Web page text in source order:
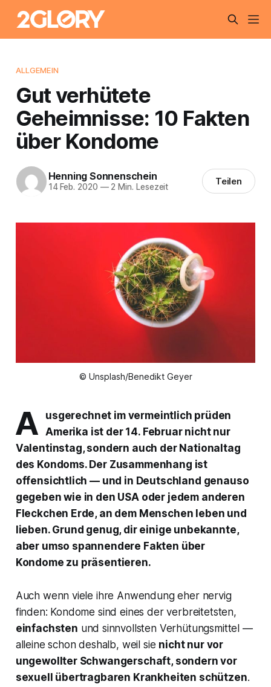
ALLGEMEIN
Gut verhütete
Geheimnisse: 10 Fakten
über Kondome
Henning Sonnenschein
14 Feb. 2020 —2 Min. Lesezeit Teilen
© Unsplash/Benedikt Geyer
A
usgerechnet im vermeintlich prüden
Amerika ist der 14. Februar nicht nur
Valentinstag, sondern auch der Nationaltag
des Kondoms. Der Zusammenhang ist
offensichtlich — und in Deutschland genauso
gegeben wie in den USA oder jedem anderen
Fleckchen Erde, an dem Menschen leben und
lieben. Grund genug, dir einige unbekannte,
aber umso spannendere Fakten über
Kondome zu präsentieren.
Auch wenn viele ihre Anwendung eher nervig
finden: Kondome sind eines der verbreitetsten,
einfachsten und sinnvollsten Verhütungsmittel —
alleine schon deshalb, weil sie nicht nur vor
ungewollter Schwangerschaft, sondern vor
sexuell übertragbaren Krankheiten schützen.